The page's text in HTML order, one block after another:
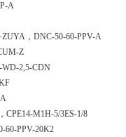
A
，DNC-50-60-PPV-A
Z
2,5-CDN
M1H-5/3ES-1/8
60-PPV-20K2